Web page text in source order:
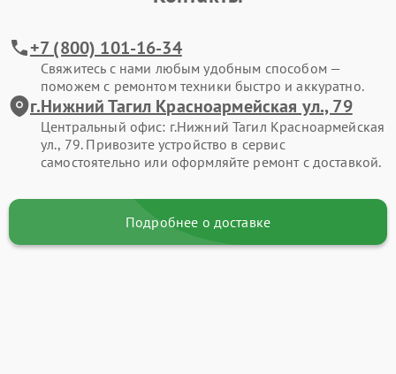
+7 (800) 101-16-34
Свяжитесь с нами любым удобным способом —
поможем с ремонтом техники быстро и аккуратно.
г.Нижний Тагил Красноармейская ул., 79
Центральный офис: г.Нижний Тагил Красноармейская
ул., 79. Привозите устройство в сервис
самостоятельно или оформляйте ремонт с доставкой.
Подробнее о доставке